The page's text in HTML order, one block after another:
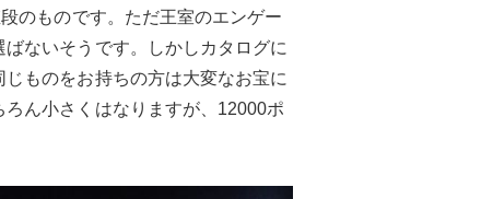
のものです。ただ王室のエンゲー
ないそうです。しかしカタログに
ものをお持ちの方は大変なお宝に
ん小さくはなりますが、12000ポ